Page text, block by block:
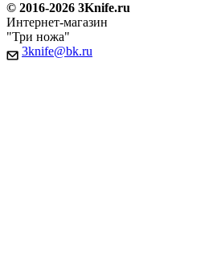
© 2016-2026 3Knife.ru
Интернет-магазин
"Три ножа"
3knife@bk.ru